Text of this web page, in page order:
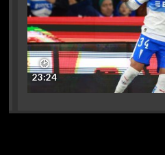
🕑
23:24